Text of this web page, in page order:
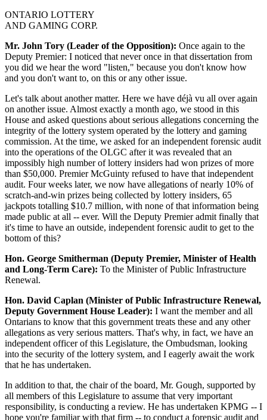
ONTARIO LOTTERY
AND GAMING CORP.
Mr. John Tory (Leader of the Opposition): Once again to the
Deputy Premier: I noticed that never once in that dissertation from
you did we hear the word "listen," because you don't know how
and you don't want to, on this or any other issue.
Let's talk about another matter. Here we have déjà vu all over again
on another issue. Almost exactly a month ago, we stood in this
House and asked questions about serious allegations concerning the
integrity of the lottery system operated by the lottery and gaming
commission. At the time, we asked for an independent forensic audit
into the operations of the OLGC after it was revealed that an
impossibly high number of lottery insiders had won prizes of more
than $50,000. Premier McGuinty refused to have that independent
audit. Four weeks later, we now have allegations of nearly 10% of
scratch-and-win prizes being collected by lottery insiders, 65
jackpots totalling $10.7 million, with none of that information being
made public at all -- ever. Will the Deputy Premier admit finally that
it's time to have an outside, independent forensic audit to get to the
bottom of this?
Hon. George Smitherman (Deputy Premier, Minister of Health
and Long-Term Care): To the Minister of Public Infrastructure
Renewal.
Hon. David Caplan (Minister of Public Infrastructure Renewal,
Deputy Government House Leader): I want the member and all
Ontarians to know that this government treats these and any other
allegations as very serious matters. That's why, in fact, we have an
independent officer of this Legislature, the Ombudsman, looking
into the security of the lottery system, and I eagerly await the work
that he has undertaken.
In addition to that, the chair of the board, Mr. Gough, supported by
all members of this Legislature to assume that very important
responsibility, is conducting a review. He has undertaken KPMG -- I
hope you're familiar with that firm -- to conduct a forensic audit and